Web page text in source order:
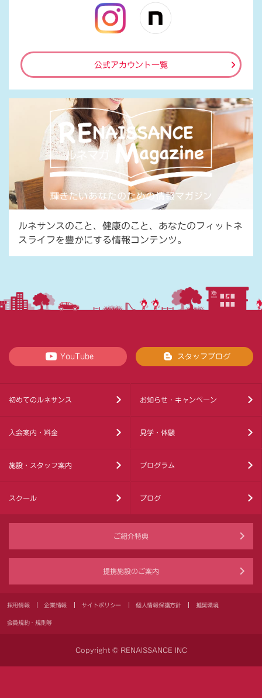
公式アカウント一覧
ルネサンスのこと、健康のこと、あなたのフィットネ
スライフを豊かにする情報コンテンツ。
YouTube スタッフブログ
初めてのルネサンス お知らせ・キャンペーン
入会案内・料金 見学・体験
施設・スタッフ案内 プログラム
スクール ブログ
ご紹介特典
提携施設のご案内
採用情報 企業情報 サイトポリシー 個人情報保護方針 推奨環境
会員規約・規則等
Copyright © RENAISSANCE INC